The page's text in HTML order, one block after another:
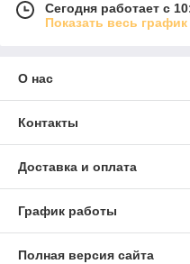
Сегодня работает с
Показать весь
О нас
Контакты
Доставка и оплата
График работы
Полная версия сайта